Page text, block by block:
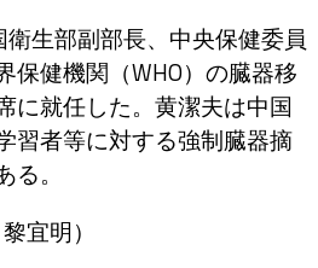
生部副部長、中央保健委員
保健機関（WHO）の臓器移
に就任した。黄潔夫は中国
習者等に対する強制臓器摘
。
宜明）